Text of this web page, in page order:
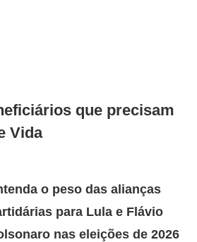
que precisam
Vida
o peso das alianças
para Lula e Flávio
nas eleições de 2026